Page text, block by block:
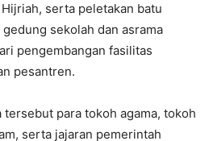
serta peletakan batu
sekolah dan asrama
pengembangan fasilitas
pesantren.
tersebut para tokoh agama, tokoh
serta jajaran pemerintah